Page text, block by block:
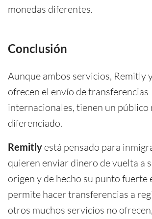
monedas diferentes.
Conclusión
Aunque ambos servicios, Remitly
ofrecen el envío de transferencias
internacionales, tienen un público
diferenciado.
Remitly está pensado para
quieren enviar dinero de vuelta a
origen y de hecho su punto fuerte
permite hacer transferencias a
otros muchos servicios no